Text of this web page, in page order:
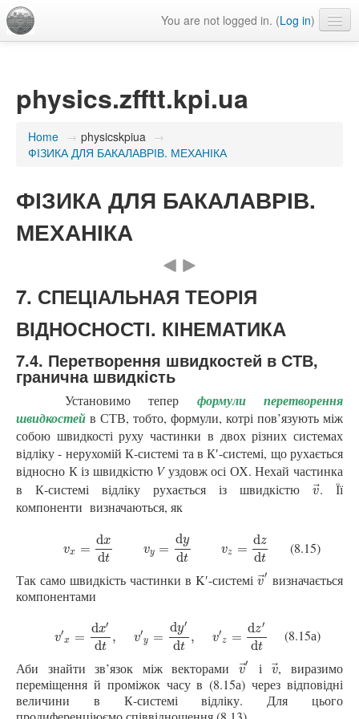
You are not logged in. (Log in)
physics.zfftt.kpi.ua
Home → physicskpiua →
ФІЗИКА ДЛЯ БАКАЛАВРІВ. МЕХАНІКА
ФІЗИКА ДЛЯ БАКАЛАВРІВ.
МЕХАНІКА
7. СПЕЦІАЛЬНАЯ ТЕОРІЯ
ВІДНОСНОСТІ. КІНЕМАТИКА
7.4. Перетворення швидкостей в СТВ,
гранична швидкість
Установимо тепер формули перетворення
швидкостей в СТВ, тобто, формули, котрі пов’язують між
собою швидкості руху частинки в двох різних системах
відліку- нерухомій К-системі та в К′-системі, що рухається
відносно К із швидкістю Vуздовж осі ОХ. Нехай частинка
в К-системі відліку рухається із швидкістюv⃗
v→. Її
компоненти визначаються, як
vx =
dx
dt
vx =d xdt vy =
dy
dt
vy =d ydt vz =
dz
dt
vz =d zdt
(8.15)
Так само швидкість частинки в K′-системіv⃗′
v→′
визначається
компонентами
v′
x =
dx′
dt
, v′
y =
dy′
dt
, v′
z =
dz′
dt
v′x =dx ′dt,v′ dy′d t,v z=dz′
(8.15а)
Аби знайти зв’язок між векторами
v⃗′
v→ ′
і v⃗
v→, виразимо
переміщення й проміжок часу в (8.15а) через відповідні
величини в К-системі відліку. Для цього